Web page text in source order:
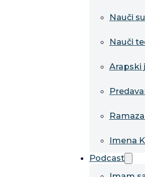
Nauči
Nauči
Arapski
Imena
Podcast